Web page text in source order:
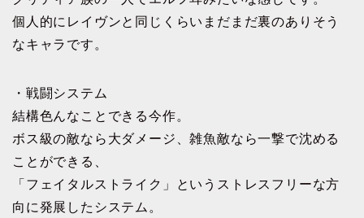
個人的にレイヴンと同じくらいまだまだ裏のありそう
なキャラです。
・戦闘システム
結構色んなことできる今作。
ボス級の敵なら大ダメージ、雑魚敵なら一撃で沈める
ことができる、
「フェイタルストライク」というストレスフリーな方
向に発展したシステム。